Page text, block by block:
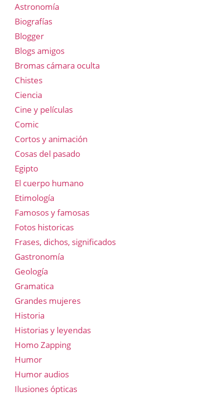
Astronomía
Biografías
Blogger
Blogs amigos
Bromas cámara oculta
Chistes
Ciencia
Cine y películas
Comic
Cortos y animación
Cosas del pasado
Egipto
El cuerpo humano
Etimología
Famosos y famosas
Fotos historicas
Frases, dichos, significados
Gastronomía
Geología
Gramatica
Grandes mujeres
Historia
Historias y leyendas
Homo Zapping
Humor
Humor audios
Ilusiones ópticas